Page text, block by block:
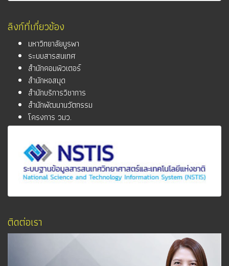
ลิงก์ที่เกี่ยวข้อง
มหาวิทยาลัยบูรพา
ระบบสารสนเทศ
สำนักคอมพิวเตอร์
สำนักหอสมุด
สำนักบริการวิชาการ
สำนักพัฒนานวัตกรรม
โครงการ วมว.
ติดต่อเรา